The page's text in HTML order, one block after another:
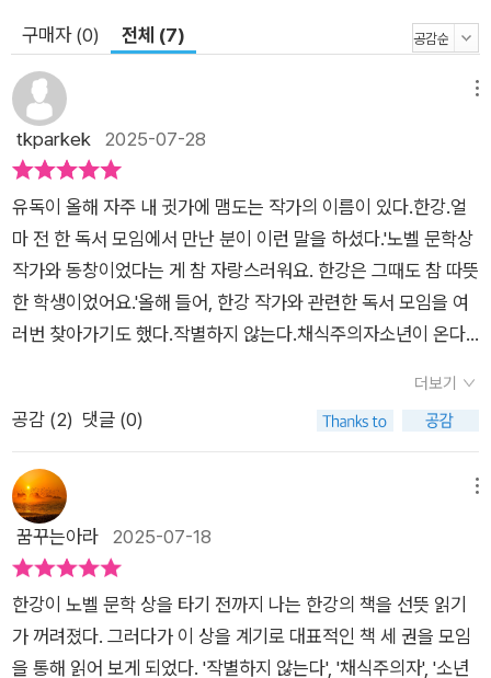
구매자 (0) 전체 (7)
tkparkek 2025-07-28
유독이 올해 자주 내 귓가에 맴도는 작가의 이름이 있다.한강.얼
마 전 한 독서 모임에서 만난 분이 이런 말을 하셨다.'노벨 문학상
작가와 동창이었다는 게 참 자랑스러워요. 한강은 그때도 참 따뜻
한 학생이었어요.'올해 들어, 한강 작가와 관련한 독서 모임을 여
러번 찾아가기도 했다.작별하지 않는다.채식주의자소년이 온다.
'소년이 온다'를 접했다.그러나, 나의 부족한 식견 때문인지, 작품
이 '작품답게' 읽히는 건 쉽지 않았다.누군가가 옆에서 한강의 책
책이 바로 이 '한강을 읽는 시간'이었다.책을 한 줄로 말하자면,
'한강 작가와 작품에 대해서 소개해주는 1:1 과외선생님'되시겠
다.'희랍어 시간독이 올해 자주 내 귓가에 맴도는 작가의 이름이
다.'노벨 문학상 작가와 동창이었다는 게 참 자랑스러워요. 한강
은 그때도 참 따뜻한 학생이었어요.'올해 들어, 한강 작가와 관련
더보기
공감 (2) 댓글 (0)
꿈꾸는아라 2025-07-18
한강이 노벨 문학 상을 타기 전까지 나는 한강의 책을 선뜻 읽기
가 꺼려졌다. 그러다가 이 상을 계기로 대표적인 책 세 권을 모임
을 통해 읽어 보게 되었다. '작별하지 않는다', '채식주의자', '소년